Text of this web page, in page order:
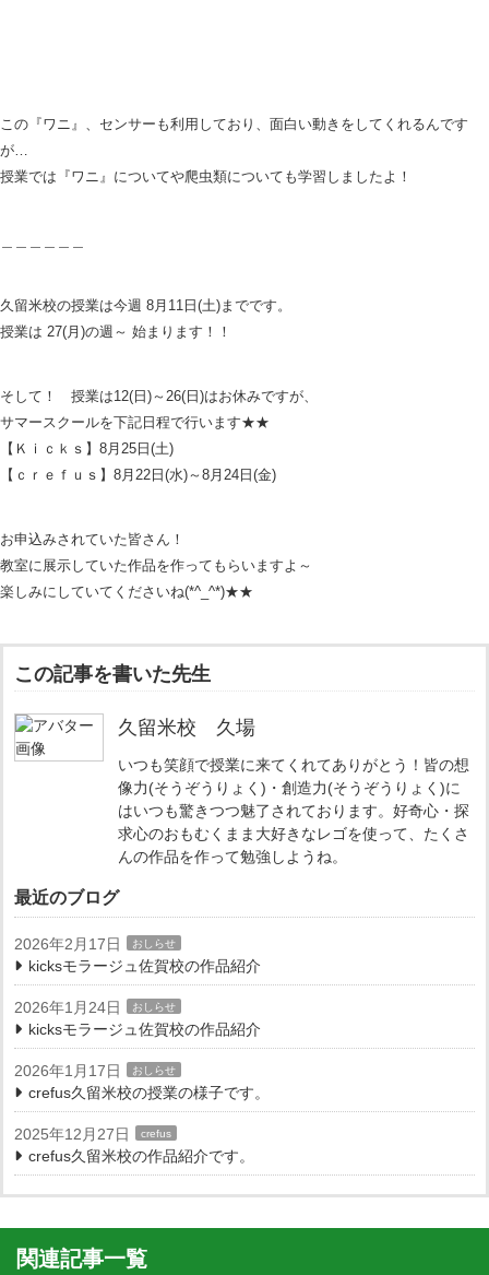
この『ワニ』、センサーも利用しており、面白い動きをしてくれるんです
が…
授業では『ワニ』についてや爬虫類についても学習しましたよ！
久留米校の授業は今週 8月11日(土)までです。
授業は 27(月)の週～ 始まります！！
そして！ 授業は12(日)～26(日)はお休みですが、
サマースクールを下記日程で行います★★
【Ｋｉｃｋｓ】8月25日(土)
【ｃｒｅｆｕｓ】8月22日(水)～8月24日(金)
お申込みされていた皆さん！
教室に展示していた作品を作ってもらいますよ～
楽しみにしていてくださいね(*^_^*)★★
この記事を書いた先生
久留米校 久場
いつも笑顔で授業に来てくれてありがとう！皆の想
像力(そうぞうりょく)・創造力(そうぞうりょく)に
はいつも驚きつつ魅了されております。好奇心・探
求心のおもむくまま大好きなレゴを使って、たくさ
んの作品を作って勉強しようね。
最近のブログ
2026年2月17日 おしらせ
kicksモラージュ佐賀校の作品紹介
2026年1月24日 おしらせ
kicksモラージュ佐賀校の作品紹介
2026年1月17日 おしらせ
crefus久留米校の授業の様子です。
2025年12月27日 crefus
crefus久留米校の作品紹介です。
関連記事一覧